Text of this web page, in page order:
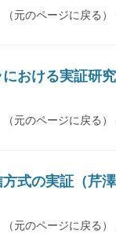
（元のページに戻る）
おける実証研究
（元のページに戻る）
式の実証（芹澤
（元のページに戻る）